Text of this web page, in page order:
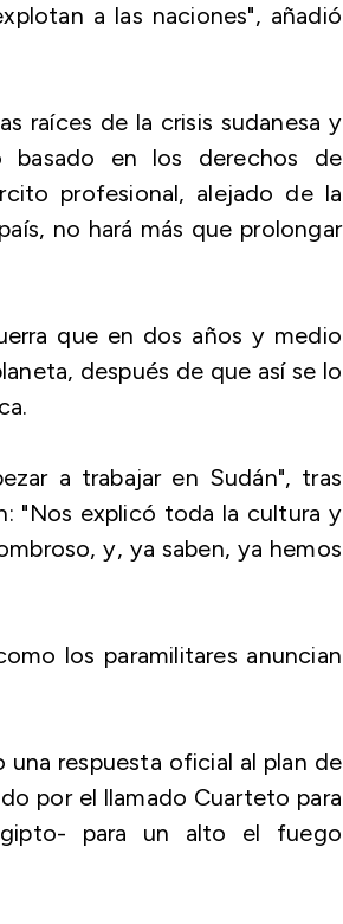
a las naciones", añadió
raíces de la crisis sudanesa y
basado en los derechos de
profesional, alejado de la
no hará más que prolongar
que en dos años y medio
después de que así se lo
a trabajar en Sudán", tras
"Nos explicó toda la cultura y
y, ya saben, ya hemos
los paramilitares anuncian
respuesta oficial al plan de
por el llamado Cuarteto para
para un alto el fuego